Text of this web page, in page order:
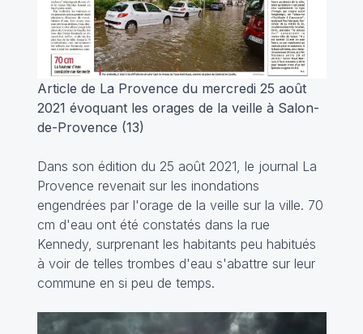
Article de La Provence du mercredi 25 août
2021 évoquant les orages de la veille à Salon-
de-Provence (13)
Dans son édition du 25 août 2021, le journal La
Provence revenait sur les inondations
engendrées par l'orage de la veille sur la ville. 70
cm d'eau ont été constatés dans la rue
Kennedy, surprenant les habitants peu habitués
à voir de telles trombes d'eau s'abattre sur leur
commune en si peu de temps.